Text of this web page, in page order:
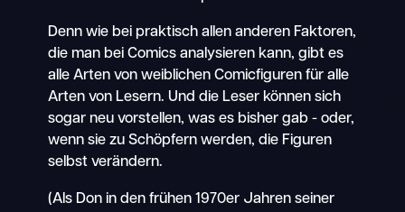
Denn wie bei praktisch allen anderen Faktoren,
die man bei Comics analysieren kann, gibt es
alle Arten von weiblichen Comicfiguren für alle
Arten von Lesern. Und die Leser können sich
sogar neu vorstellen, was es bisher gab - oder,
wenn sie zu Schöpfern werden, die Figuren
selbst verändern.
(Als Don in den frühen 1970er Jahren seiner